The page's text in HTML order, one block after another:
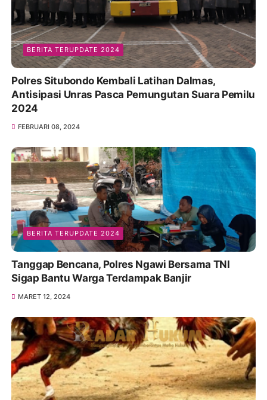
BERITA TERUPDATE 2024
Polres Situbondo Kembali Latihan Dalmas,
Antisipasi Unras Pasca Pemungutan Suara Pemilu
2024
FEBRUARI 08, 2024
BERITA TERUPDATE 2024
Tanggap Bencana, Polres Ngawi Bersama TNI
Sigap Bantu Warga Terdampak Banjir
MARET 12, 2024